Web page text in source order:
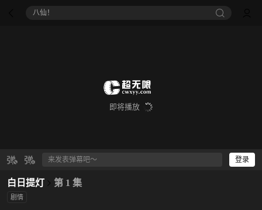
八仙！
即将播放
登录
白日提灯 第 1 集
剧情